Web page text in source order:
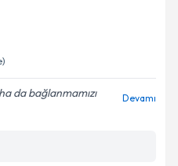
Gönder
randevu almanız için bir
posta ile bilgilendireceğiz.
ilişkin
da bağlanmamızı
Devamı